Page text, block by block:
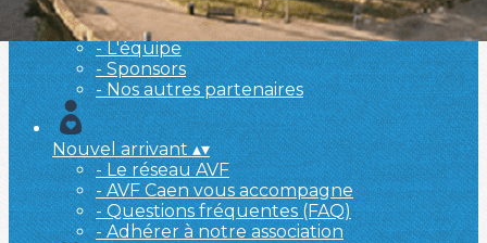
- L'association
- Brochure
- L'équipe
- Sponsors
- Nos autres partenaires
Nouvel arrivant▴▾
- Le réseau AVF
- AVF Caen vous accompagne
- Questions fréquentes (FAQ)
- Adhérer à notre association